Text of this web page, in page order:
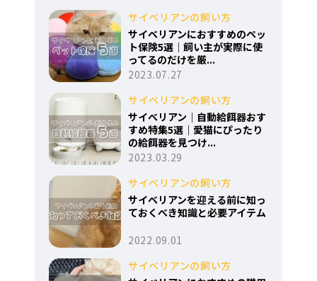
サイベリアンの飼い方
サイベリアンにおすすめのペッ
ト保険5選｜飼い主が実際に使
ってるのだけを厳...
2023.07.27
サイベリアンの飼い方
サイベリアン｜自動給餌器おす
すめ特集5選｜愛猫にぴったり
の給餌器を見つけ...
2023.03.29
サイベリアンの飼い方
サイベリアンを迎える前に知っ
ておくべき知識と必要アイテム
2022.09.01
サイベリアンの飼い方